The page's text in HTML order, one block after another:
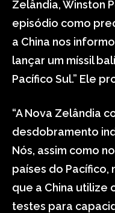
Zelândia, Winston
episódio como
a China nos
lançar um míssil
Pacífico Sul.” Ele
“A Nova Zelândia
desdobramento
Nós, assim como
países do Pacífico,
que a China utilize
testes para